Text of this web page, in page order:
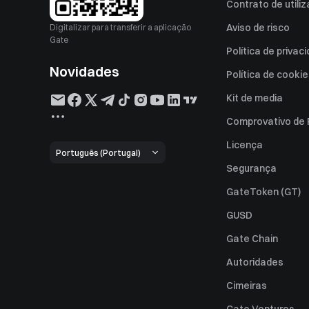
Digitalizar para transferir a aplicação
Gate
Novidades
Português (Portugal)
Contrato de
Aviso de risco
Política de
Política de
Kit de media
Comprovativo de
Licença
Segurança
GateToken (GT)
GUSD
Gate Chain
Autoridades
Cimeiras